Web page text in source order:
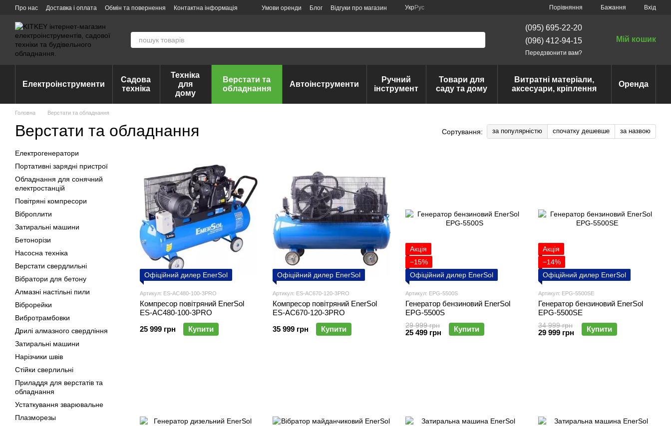
Перейти до основного контенту
Про нас Доставка і оплата Обмін та повернення Контактна інформація Умови оренди Блог Відгуки про магазин УкрРус Порівняння Бажання Вхід
(095) 695-22-20
(096) 412-94-15
Передзвонити вам?
Мій кошик
Електроінструменти
Садова
техніка
Техніка
для
дому
Верстати та
обладнання
Автоінструменти
Ручний
інструмент
Товари для
саду та дому
Витратні матеріали,
аксесуари, кріплення
Оренда
Головна Верстати та обладнання
Верстати та обладнання Сортування: за популярністю спочатку дешевше за назвою
Офіційний дилер EnerSol
Артикул: ES-AC480-100-3PRO
Компресор повітряний EnerSol
ES-AC480-100-3PRO
25 999 грн
Купити
Офіційний дилер EnerSol
Артикул: ES-AC670-120-3PRO
Компресор повітряний EnerSol
ES-AC670-120-3PRO
35 999 грн
Купити
Акція
−15%
Офіційний дилер EnerSol
Артикул: EPG-5500S
Генератор бензиновий EnerSol
EPG-5500S
29 999 грн
25 499 грн Купити
Акція
−14%
Офіційний дилер EnerSol
Артикул: EPG-5500SE
Генератор бензиновий EnerSol
EPG-5500SE
34 999 грн
29 999 грн Купити
Електрогенератори
Портативні зарядні пристрої
Обладнання для сонячний
електростанцій
Повітряні компресори
Віброплити
Затиральні машини
Бетонорізи
Насосна техніка
Верстати свердлильні
Вібратори для бетону
Алмазні настільні пили
Віброрейки
Вибротрамбовки
Дрилі алмазного свердління
Затиральні машини
Нарізчики швів
Стійки сверлильні
Приладдя для верстатів та
обладнання
Устаткування зварювальне
Плазморезы